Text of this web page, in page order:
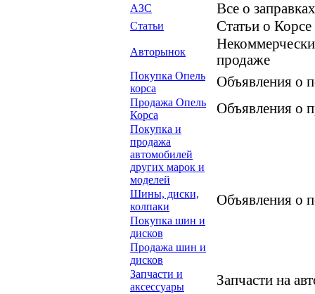
АЗС Все о
Статьи Статьи о Корсе
Авторынок
продаже
Покупка Опель
корса
Объявления о
Продажа Опель
Корса
Объявления о
Покупка и
продажа
автомобилей
других марок и
моделей
Шины, диски,
колпаки
Объявления о
Покупка шин и
дисков
Продажа шин и
дисков
Запчасти и
аксессуары
Запчасти на